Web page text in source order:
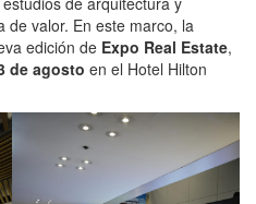
de valor. En este marco, la
edición de Expo Real Estate,
de agosto en el Hotel Hilton